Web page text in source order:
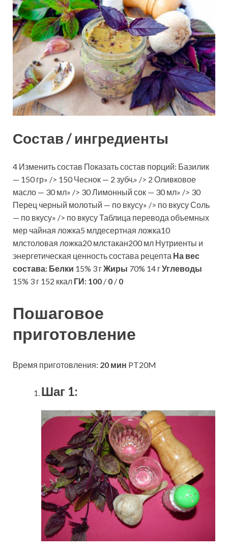
Состав / ингредиенты
4 Изменить состав Показать состав порций: Базилик
— 150 гр» /> 150 Чеснок — 2 зубч.» /> 2 Оливковое
масло — 30 мл» /> 30 Лимонный сок — 30 мл» /> 30
Перец черный молотый — по вкусу» /> по вкусу Соль
— по вкусу» /> по вкусу Таблица перевода объемных
мер чайная ложка5 млдесертная ложка10
млстоловая ложка20 млстакан200 мл Нутриенты и
энергетическая ценность состава рецепта На вес
состава: Белки 15% 3 гЖиры 70% 14 гУглеводы
15% 3 г 152 ккал ГИ: 100 / 0 / 0
Пошаговое
приготовление
Время приготовления: 20 мин PT20M
Шаг 1: